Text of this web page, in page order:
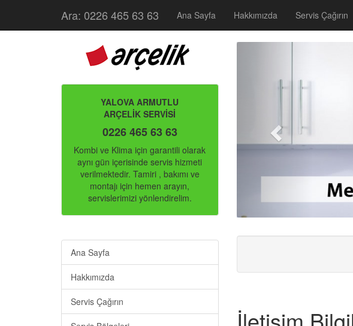
Ara: 0226 465 63 63 Ana Sayfa Hakkımızda Servis Çağırın
YALOVA ARMUTLU
ARÇELİK SERVİSİ
0226 465 63 63
Kombi ve Klima için garantili olarak
aynı gün içerisinde servis hizmeti
verilmektedir. Tamiri , bakımı ve
montajı için hemen arayın,
servislerimizi yönlendirelim.
Ana Sayfa
Hakkımızda
Servis Çağırın